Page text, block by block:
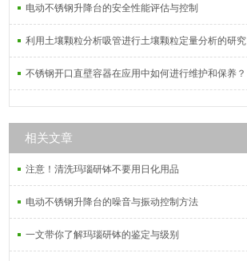
电动不锈钢升降台的安全性能评估与控制
利用土壤颗粒分析吸管进行土壤颗粒定量分析的研究
不锈钢开口直壁容器在应用中如何进行维护和保养？
相关文章
注意！清洗玛瑙研钵不要用日化用品
电动不锈钢升降台的噪音与振动控制方法
一文带你了解玛瑙研钵的鉴定与级别